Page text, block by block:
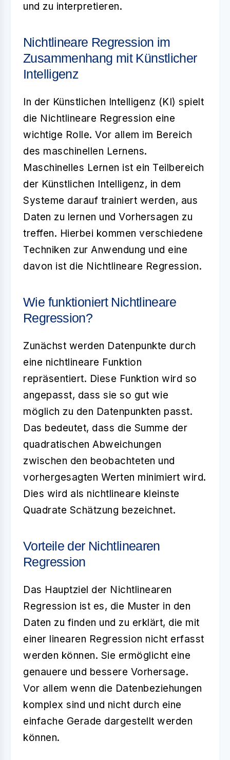
und zu interpretieren.
Nichtlineare Regression im
Zusammenhang mit Künstlicher
Intelligenz
In der Künstlichen Intelligenz (KI) spielt
die Nichtlineare Regression eine
wichtige Rolle. Vor allem im Bereich
des maschinellen Lernens.
Maschinelles Lernen ist ein Teilbereich
der Künstlichen Intelligenz, in dem
Systeme darauf trainiert werden, aus
Daten zu lernen und Vorhersagen zu
treffen. Hierbei kommen verschiedene
Techniken zur Anwendung und eine
davon ist die Nichtlineare Regression.
Wie funktioniert Nichtlineare
Regression?
Zunächst werden Datenpunkte durch
eine nichtlineare Funktion
repräsentiert. Diese Funktion wird so
angepasst, dass sie so gut wie
möglich zu den Datenpunkten passt.
Das bedeutet, dass die Summe der
quadratischen Abweichungen
zwischen den beobachteten und
vorhergesagten Werten minimiert wird.
Dies wird als nichtlineare kleinste
Quadrate Schätzung bezeichnet.
Vorteile der Nichtlinearen
Regression
Das Hauptziel der Nichtlinearen
Regression ist es, die Muster in den
Daten zu finden und zu erklärt, die mit
einer linearen Regression nicht erfasst
werden können. Sie ermöglicht eine
genauere und bessere Vorhersage.
Vor allem wenn die Datenbeziehungen
komplex sind und nicht durch eine
einfache Gerade dargestellt werden
können.